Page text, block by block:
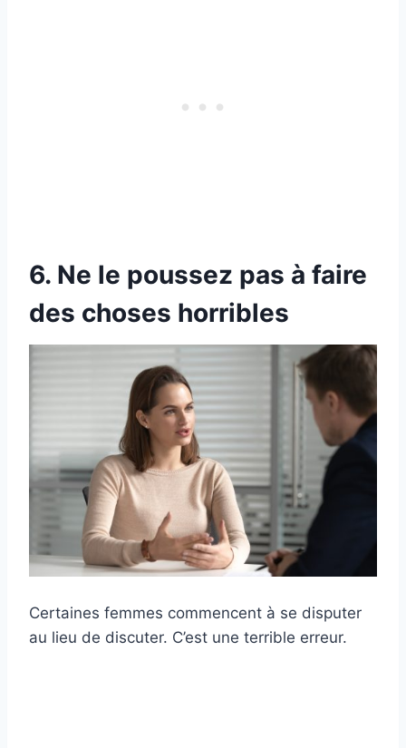
6. Ne le poussez pas à faire
des choses horribles
Certaines femmes commencent à se disputer
au lieu de discuter. C’est une terrible erreur.